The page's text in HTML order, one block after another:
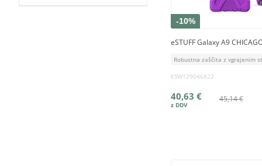
-10%
eSTUFF Galaxy A9
Robustna zaščita z vgrajenim
ESW129046822
45,14 €
40,63 €